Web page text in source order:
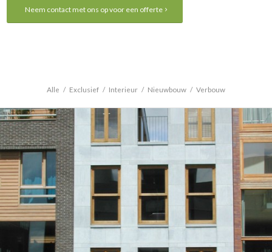
Neem contact met ons op voor een offerte
Alle / Exclusief / Interieur / Nieuwbouw / Verbouw